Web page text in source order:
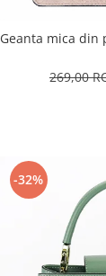
Geanta mica din
269,00
-32%